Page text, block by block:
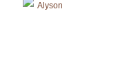
Alyson